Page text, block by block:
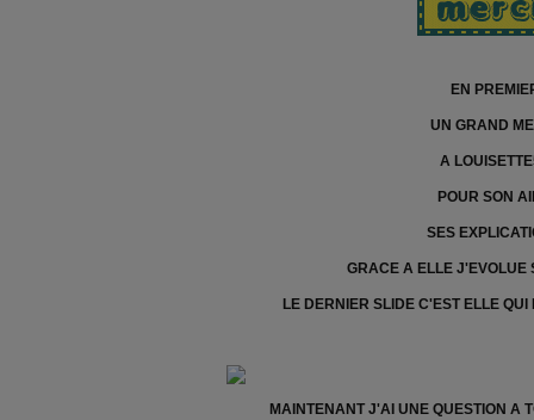
EN
UN GRAND
A
POUR SON
SES
GRACE A ELLE J'EVOLUE
LE DERNIER SLIDE C'EST ELLE
MAINTENANT J'AI UNE QUESTION A